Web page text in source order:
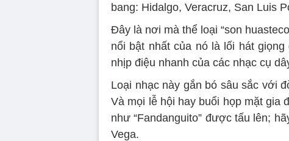
bang: Hidalgo, Veracruz, San Luis
Đây là nơi mà thể loại “son
nổi bật nhất của nó là lối hát
nhịp điệu nhanh của các nhạc cụ
Loại nhạc này gắn bó sâu sắc với
Và mọi lễ hội hay buổi họp mặt gia
như “Fandanguito” được tấu lên;
Vega.